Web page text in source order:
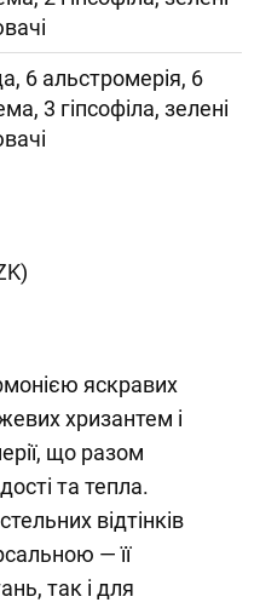
6 альстромерія, 6
3 гіпсофіла, зелені
яскравих
хризантем і
що разом
та тепла.
відтінків
— її
так і для